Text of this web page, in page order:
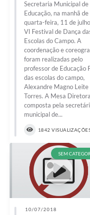
Secretaria Municipal de
Educação, na manhã de
quarta-feira, 11 de
VI Festival de Dança
Escolas do Campo. A
coordenação e
foram realizadas pelo
professor de Educação
das escolas do campo,
Alexandre Magno Leite
Torres. A Mesa
composta pela
municipal de...
1842
SEM
10/07/2018